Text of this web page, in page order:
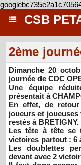
CSB
2ème
Dimanche 20
journée de CDC
Une équipe
présentait à
En effet, de
joueurs et
restés à BRETIGNY.
Les tête à tête se
victoires partout : 6
Les doublettes
devant avec 2